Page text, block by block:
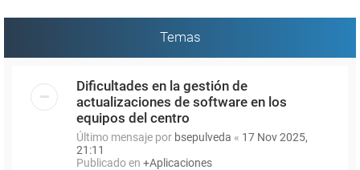
Temas
Dificultades en la gestión de
actualizaciones de software en los
equipos del centro
Último mensaje por bsepulveda « 17 Nov 2025,
21:11
Publicado en +Aplicaciones